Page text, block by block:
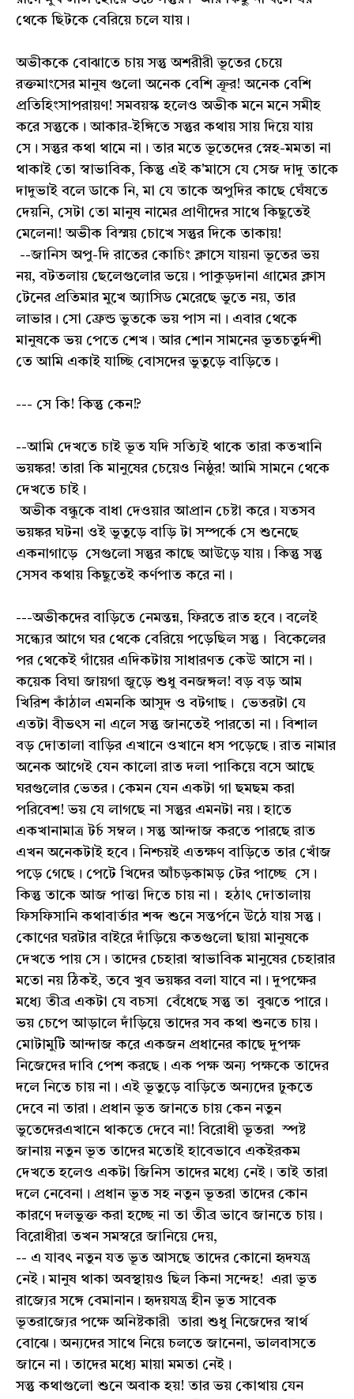
থেকে ছিটকে বেরিয়ে চলে যায়।
অভীককে বোঝাতে চায় সন্তু অশরীরী ভূতের চেয়ে
রক্তমাংসের মানুষ গুলো অনেক বেশি ক্রূর! অনেক বেশি
প্রতিহিংসাপরায়ণ! সমবয়স্ক হলেও অভীক মনে মনে সমীহ
করে সন্তুকে। আকার-ইঙ্গিতে সন্তুর কথায় সায় দিয়ে যায়
সে। সন্তুর কথা থামে না। তার মতে ভূতেদের স্নেহ-মমতা না
থাকাই তো স্বাভাবিক, কিন্তু এই ক'মাসে যে সেজ দাদু তাকে
দাদুভাই বলে ডাকে নি, মা যে তাকে অপুদির কাছে ঘেঁষতে
দেয়নি, সেটা তো মানুষ নামের প্রাণীদের সাথে কিছুতেই
মেলেনা! অভীক বিস্ময় চোখে সন্তুর দিকে তাকায়!
--জানিস অপু-দি রাতের কোচিং ক্লাসে যায়না ভূতের ভয়
নয়, বটতলায় ছেলেগুলোর ভয়ে। পাকুড়দানা গ্রামের ক্লাস
টেনের প্রতিমার মুখে অ্যাসিড মেরেছে ভুতে নয়, তার
লাভার। সো ফ্রেন্ড ভুতকে ভয় পাস না। এবার থেকে
মানুষকে ভয় পেতে শেখ। আর শোন সামনের ভূতচতুর্দশী
তে আমি একাই যাচ্ছি বোসদের ভুতুড়ে বাড়িতে।
--- সে কি! কিন্তু কেন!?
--আমি দেখতে চাই ভূত যদি সত্যিই থাকে তারা কতখানি
ভয়ঙ্কর! তারা কি মানুষের চেয়েও নিষ্ঠুর! আমি সামনে থেকে
দেখতে চাই।
অভীক বন্ধুকে বাধা দেওয়ার আপ্রান চেষ্টা করে। যতসব
ভয়ঙ্কর ঘটনা ওই ভুতুড়ে বাড়ি টা সম্পর্কে সে শুনেছে
একনাগাড়ে সেগুলো সন্তুর কাছে আউড়ে যায়। কিন্তু সন্তু
সেসব কথায় কিছুতেই কর্ণপাত করে না।
---অভীকদের বাড়িতে নেমন্তন্ন, ফিরতে রাত হবে। বলেই
সন্ধ্যের আগে ঘর থেকে বেরিয়ে পড়েছিল সন্তু। বিকেলের
পর থেকেই গাঁয়ের এদিকটায় সাধারণত কেউ আসে না।
কয়েক বিঘা জায়গা জুড়ে শুধু বনজঙ্গল! বড় বড় আম
খিরিশ কাঁঠাল এমনকি আসুদ ও বটগাছ। ভেতরটা যে
এতটা বীভৎস না এলে সন্তু জানতেই পারতো না। বিশাল
বড় দোতালা বাড়ির এখানে ওখানে ধস পড়েছে। রাত নামার
অনেক আগেই যেন কালো রাত দলা পাকিয়ে বসে আছে
ঘরগুলোর ভেতর। কেমন যেন একটা গা ছমছম করা
পরিবেশ! ভয় যে লাগছে না সন্তুর এমনটা নয়। হাতে
একখানামাত্র টর্চ সম্বল। সন্তু আন্দাজ করতে পারছে রাত
এখন অনেকটাই হবে। নিশ্চয়ই এতক্ষণ বাড়িতে তার খোঁজ
পড়ে গেছে। পেটে খিদের আঁচড়কামড় টের পাচ্ছে সে।
কিন্তু তাকে আজ পাত্তা দিতে চায় না। হঠাৎ দোতালায়
ফিসফিসানি কথাবার্তার শব্দ শুনে সন্তর্পনে উঠে যায় সন্তু।
কোণের ঘরটার বাইরে দাঁড়িয়ে কতগুলো ছায়া মানুষকে
দেখতে পায় সে। তাদের চেহারা স্বাভাবিক মানুষের চেহারার
মতো নয় ঠিকই, তবে খুব ভয়ঙ্কর বলা যাবে না। দুপক্ষের
মধ্যে তীব্র একটা যে বচসা বেঁধেছে সন্তু তা বুঝতে পারে।
ভয় চেপে আড়ালে দাঁড়িয়ে তাদের সব কথা শুনতে চায়।
মোটামুটি আন্দাজ করে একজন প্রধানের কাছে দুপক্ষ
নিজেদের দাবি পেশ করছে। এক পক্ষ অন্য পক্ষকে তাদের
দলে নিতে চায় না। এই ভূতুড়ে বাড়িতে অন্যদের ঢুকতে
দেবে না তারা। প্রধান ভূত জানতে চায় কেন নতুন
ভুতেদেরএখানে থাকতে দেবে না! বিরোধী ভূতরা স্পষ্ট
জানায় নতুন ভূত তাদের মতোই হাবেভাবে একইরকম
দেখতে হলেও একটা জিনিস তাদের মধ্যে নেই। তাই তারা
দলে নেবেনা। প্রধান ভূত সহ নতুন ভূতরা তাদের কোন
কারণে দলভুক্ত করা হচ্ছে না তা তীব্র ভাবে জানতে চায়।
বিরোধীরা তখন সমস্বরে জানিয়ে দেয়,
-- এ যাবৎ নতুন যত ভূত আসছে তাদের কোনো হৃদযন্ত্র
নেই। মানুষ থাকা অবস্থায়ও ছিল কিনা সন্দেহ! এরা ভূত
রাজ্যের সঙ্গে বেমানান। হৃদয়যন্ত্র হীন ভূত সাবেক
ভূতরাজ্যের পক্ষে অনিষ্টকারী তারা শুধু নিজেদের স্বার্থ
বোঝে। অন্যদের সাথে নিয়ে চলতে জানেনা, ভালবাসতে
জানে না। তাদের মধ্যে মায়া মমতা নেই।
সন্তু কথাগুলো শুনে অবাক হয়! তার ভয় কোথায় যেন